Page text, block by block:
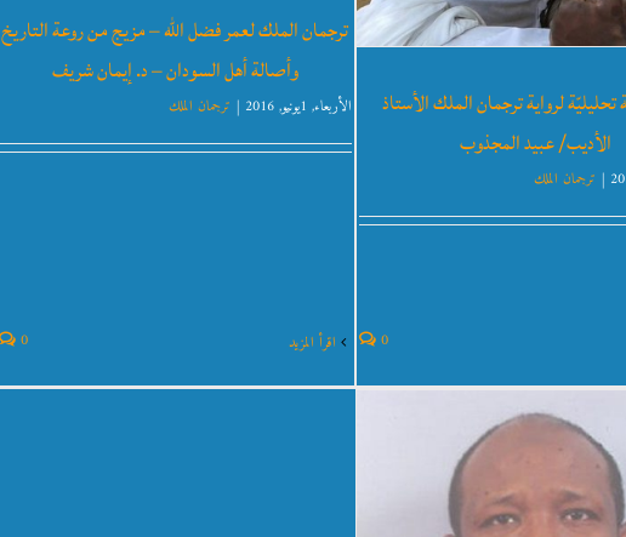
تحليليّة لرواية ترجمان الملك الأستاذ
الأديب/ عبيد المجذوب
| ترجمان الملك
0
ترجمان الملك لعمر فضل الله – مزيج من روعة التاريخ
وأصالة أهل السودان – د. إيمان شريف
الأربعاء, 1يونيو, 2016 | ترجمان الملك
0
في مقال الدكتور خالد محمد
فرح